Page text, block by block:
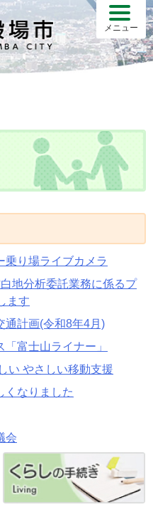
メニュー
乗り場ライブカメラ
地分析委託業務に係るプ
ます
通計画(令和8年4月)
「富士山ライナー」
い やさしい移動支援
くなりました
会